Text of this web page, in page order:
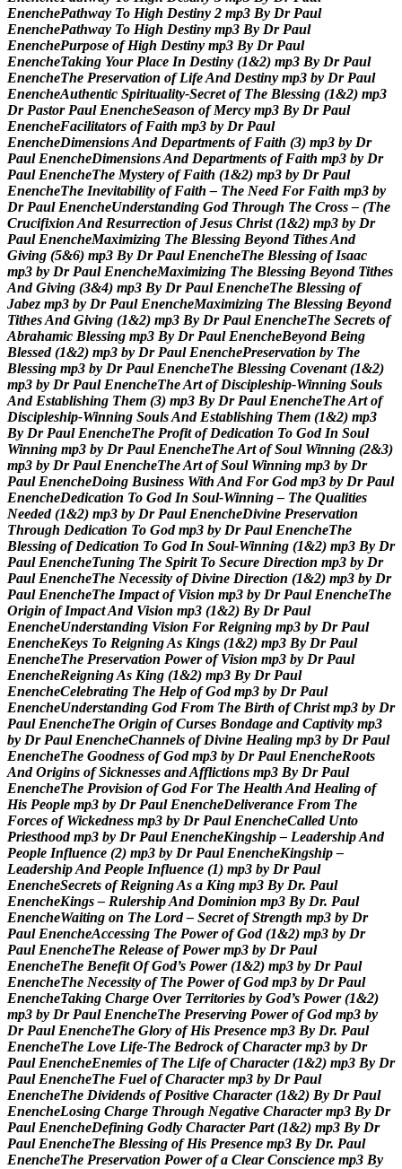
EnenchePathway To High Destiny 2 mp3 By Dr Paul
EnenchePathway To High Destiny mp3 By Dr Paul
EnenchePurpose of High Destiny mp3 By Dr Paul
EnencheTaking Your Place In Destiny (1&2) mp3 By Dr Paul
EnencheThe Preservation of LifeAnd Destiny mp3 by Dr Paul
EnencheAuthentic Spirituality-Secret of The Blessing (1&2) mp3
Dr Pastor Paul EnencheSeason of Mercy mp3 By Dr Paul
EnencheFacilitators of Faith mp3 by Dr Paul
EnencheDimensionsAnd Departments of Faith (3) mp3 by Dr
Paul EnencheDimensionsAnd Departments of Faith mp3 by Dr
Paul EnencheThe Mystery of Faith (1&2) mp3 by Dr Paul
EnencheThe Inevitability of Faith – The Need For Faith mp3 by
Dr Paul EnencheUnderstanding God Through The Cross – (The
Crucifixion And Resurrection of Jesus Christ (1&2) mp3 by Dr
Paul EnencheMaximizing The Blessing Beyond TithesAnd
Giving (5&6) mp3 By Dr Paul EnencheThe Blessing of Isaac
mp3 by Dr Paul EnencheMaximizing The Blessing Beyond Tithes
And Giving (3&4) mp3 By Dr Paul EnencheThe Blessing of
Jabez mp3 by Dr Paul EnencheMaximizing The Blessing Beyond
TithesAnd Giving (1&2) mp3 By Dr Paul EnencheThe Secrets of
Abrahamic Blessing mp3 By Dr Paul EnencheBeyond Being
Blessed (1&2) mp3 by Dr Paul EnenchePreservation by The
Blessing mp3 by Dr Paul EnencheThe Blessing Covenant (1&2)
mp3 by Dr Paul EnencheTheArt of Discipleship-Winning Souls
And Establishing Them (3) mp3 By Dr Paul EnencheTheArt of
Discipleship-Winning SoulsAnd Establishing Them (1&2) mp3
By Dr Paul EnencheThe Profit of Dedication To God In Soul
Winning mp3 by Dr Paul EnencheTheArt of Soul Winning (2&3)
mp3 by Dr Paul EnencheTheArt of Soul Winning mp3 by Dr
Paul EnencheDoing Business With And For God mp3 by Dr Paul
EnencheDedication To God In Soul-Winning – The Qualities
Needed (1&2) mp3 by Dr Paul EnencheDivine Preservation
Through Dedication To God mp3 by Dr Paul EnencheThe
Blessing of Dedication To God In Soul-Winning (1&2) mp3 By Dr
Paul EnencheTuning The Spirit To Secure Direction mp3 by Dr
Paul EnencheThe Necessity of Divine Direction (1&2) mp3 by Dr
Paul EnencheThe Impact of Vision mp3 by Dr Paul EnencheThe
Origin of ImpactAnd Vision mp3 (1&2) By Dr Paul
EnencheUnderstanding Vision For Reigning mp3 by Dr Paul
EnencheKeys To ReigningAs Kings (1&2) mp3 By Dr Paul
EnencheThe Preservation Power of Vision mp3 by Dr Paul
EnencheReigningAs King (1&2) mp3 By Dr Paul
EnencheCelebrating The Help of God mp3 by Dr Paul
EnencheUnderstanding God From The Birth of Christ mp3 by Dr
Paul EnencheThe Origin of Curses Bondage and Captivity mp3
by Dr Paul EnencheChannels of Divine Healing mp3 by Dr Paul
EnencheThe Goodness of God mp3 by Dr Paul EnencheRoots
And Origins of Sicknesses andAfflictions mp3 By Dr Paul
EnencheThe Provision of God For The Health And Healing of
His People mp3 by Dr Paul EnencheDeliverance From The
Forces of Wickedness mp3 by Dr Paul EnencheCalled Unto
Priesthood mp3 by Dr Paul EnencheKingship – LeadershipAnd
People Influence (2) mp3 by Dr Paul EnencheKingship –
LeadershipAnd People Influence (1) mp3 by Dr Paul
EnencheSecrets of ReigningAs a King mp3 By Dr. Paul
EnencheKings – RulershipAnd Dominion mp3 By Dr. Paul
EnencheWaiting on The Lord – Secret of Strength mp3 by Dr
Paul EnencheAccessing The Power of God (1&2) mp3 by Dr
Paul EnencheThe Release of Power mp3 by Dr Paul
EnencheThe Benefit Of God’s Power (1&2) mp3 by Dr Paul
EnencheThe Necessity of The Power of God mp3 by Dr Paul
EnencheTaking Charge Over Territories by God’s Power (1&2)
mp3 by Dr Paul EnencheThe Preserving Power of God mp3 by
Dr Paul EnencheThe Glory of His Presence mp3 By Dr. Paul
EnencheThe Love Life-The Bedrock of Character mp3 by Dr
Paul EnencheEnemies of The Life of Character (1&2) mp3 By Dr
Paul EnencheThe Fuel of Character mp3 by Dr Paul
EnencheThe Dividends of Positive Character (1&2) By Dr Paul
EnencheLosing Charge Through Negative Character mp3 By Dr
Paul EnencheDefining Godly Character Part (1&2) mp3 By Dr
Paul EnencheThe Blessing of His Presence mp3 By Dr. Paul
EnencheThe Preservation Power of a Clear Conscience mp3 By